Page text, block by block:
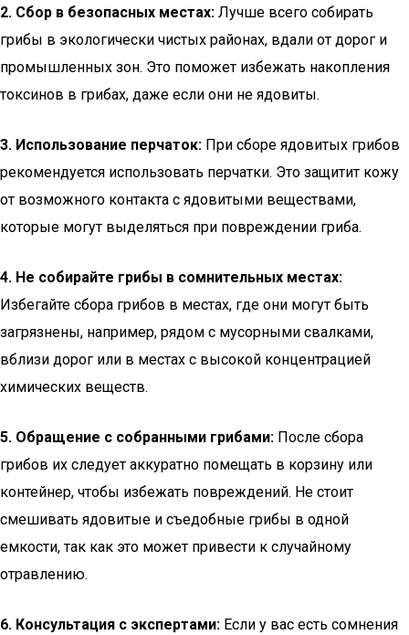
2. Сбор в безопасных местах: Лучше всего собирать
грибы в экологически чистых районах, вдали от дорог и
промышленных зон. Это поможет избежать накопления
токсинов в грибах, даже если они не ядовиты.
3. Использование перчаток: При сборе ядовитых грибов
рекомендуется использовать перчатки. Это защитит кожу
от возможного контакта с ядовитыми веществами,
которые могут выделяться при повреждении гриба.
4. Не собирайте грибы в сомнительных местах:
Избегайте сбора грибов в местах, где они могут быть
загрязнены, например, рядом с мусорными свалками,
вблизи дорог или в местах с высокой концентрацией
химических веществ.
5. Обращение с собранными грибами: После сбора
грибов их следует аккуратно помещать в корзину или
контейнер, чтобы избежать повреждений. Не стоит
смешивать ядовитые и съедобные грибы в одной
емкости, так как это может привести к случайному
отравлению.
6. Консультация с экспертами: Если у вас есть сомнения